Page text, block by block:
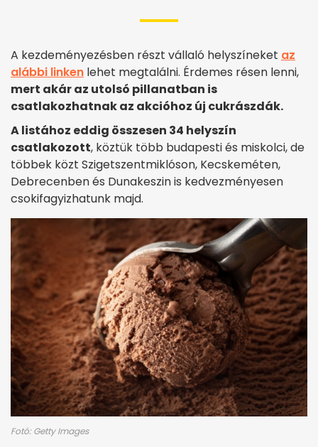
A kezdeményezésben részt vállaló helyszíneket az
alábbi linken lehet megtalálni. Érdemes résen lenni,
mert akár az utolsó pillanatban is
csatlakozhatnak az akcióhoz új cukrászdák.
A listához eddig összesen 34 helyszín
csatlakozott, köztük több budapesti és miskolci, de
többek közt Szigetszentmiklóson, Kecskeméten,
Debrecenben és Dunakeszin is kedvezményesen
csokifagyizhatunk majd.
Fotó: Getty Images